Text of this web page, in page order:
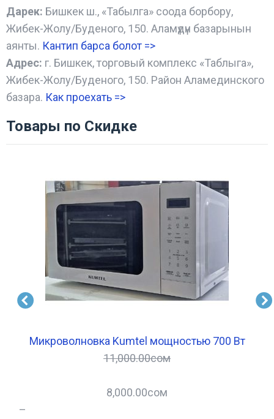
Дарек: Бишкек ш., «Табылга» соода борбору,
Жибек-Жолу/Буденого, 150. Аламүдүн базарынын
аянты. Кантип барса болот =>
Адрес: г. Бишкек, торговый комплекс «Таблыга»,
Жибек-Жолу/Буденого, 150. Район Аламединского
базара. Как проехать =>
Товары по Скидке
Микроволновка Kumtel мощностью 700 Вт
11,000.00сом
8,000.00сом
–